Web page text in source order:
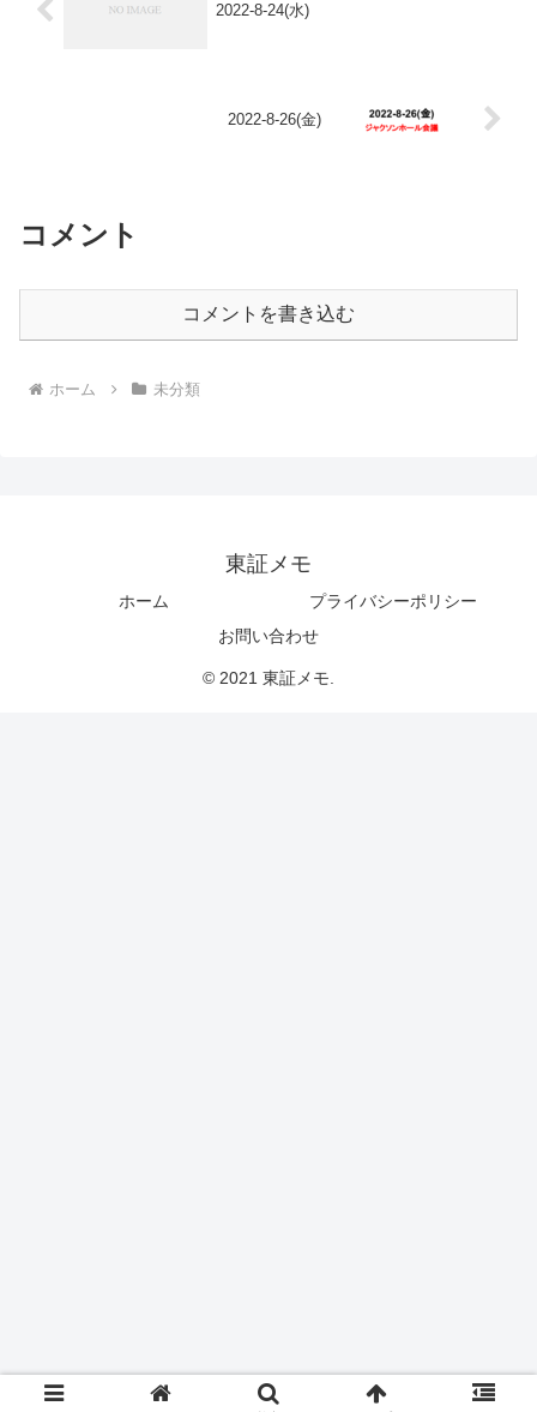
2022-8-24(水)
2022-8-26(金)
コメント
コメントを書き込む
ホーム 未分類
東証メモ
ホーム
プライバシーポリシー
お問い合わせ
© 2021 東証メモ.